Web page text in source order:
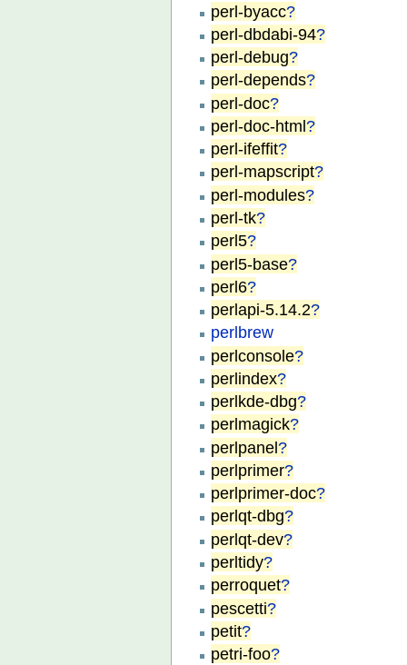
perl-byacc?
perl-dbdabi-94?
perl-debug?
perl-depends?
perl-doc?
perl-doc-html?
perl-ifeffit?
perl-mapscript?
perl-modules?
perl-tk?
perl5?
perl5-base?
perl6?
perlapi-5.14.2?
perlbrew
perlconsole?
perlindex?
perlkde-dbg?
perlmagick?
perlpanel?
perlprimer?
perlprimer-doc?
perlqt-dbg?
perlqt-dev?
perltidy?
perroquet?
pescetti?
petit?
petri-foo?